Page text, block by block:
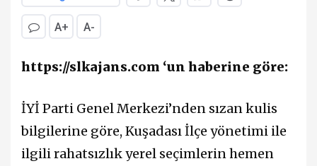
A+ A-
https://slkajans.com ‘un haberine göre:
İYİ Parti Genel Merkezi’nden sızan kulis
bilgilerine göre, Kuşadası İlçe yönetimi ile
ilgili rahatsızlık yerel seçimlerin hemen